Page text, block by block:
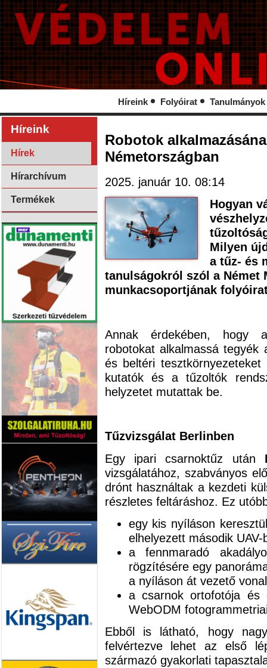
Híreink Folyóirat Tanulmányok
Híreink
Hírek
Hírarchívum
Termékek
Robotok
Németországban
2025. január 10. 08:14
Hogyan
Milyen
a tűz- és
tanulságokról szól a Német
munkacsoportjának
Annak érdekében, hogy a
robotokat alkalmassá tegyék
és beltéri
kutatók és a tűzoltók
helyzetet mutattak be.
Tűzvizsgálat Berlinben
Egy ipari csarnoktűz után
vizsgálatához, szabványos
drónt használtak a kezdeti
részletes feltáráshoz. Ez
egy kis nyíláson
elhelyezett második
a fennmaradó
rögzítésére egy
a nyíláson át vezető
a csarnok ortofotója
WebODM
Ebből is látható, hogy
felvértezve lehet az első
származó gyakorlati